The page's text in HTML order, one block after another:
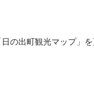
の出町観光マップ」